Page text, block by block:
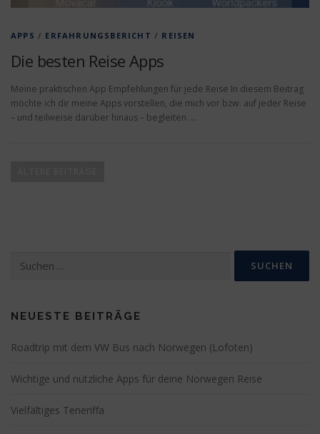
APPS / ERFAHRUNGSBERICHT / REISEN
Die besten Reise Apps
Meine praktischen App Empfehlungen für jede Reise In diesem Beitrag
möchte ich dir meine Apps vorstellen, die mich vor bzw. auf jeder Reise
– und teilweise darüber hinaus – begleiten. …
a
i
g
t
nach:
NEUESTE BEITRÄGE
Roadtrip mit dem VW Bus nach Norwegen (Lofoten)
Wichtige und nützliche Apps für deine Norwegen Reise
Vielfältiges Teneriffa